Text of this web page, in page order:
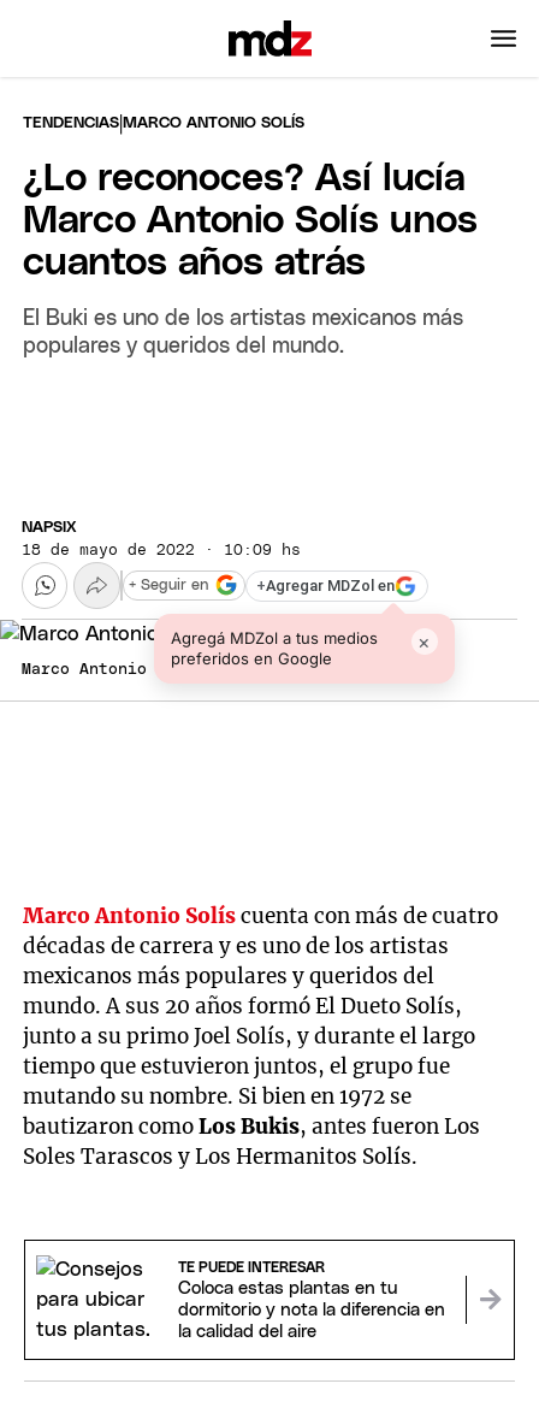
TENDENCIAS |MARCO ANTONIO SOLÍS
¿Lo reconoces? Así lucía
Marco Antonio Solís unos
cuantos años atrás
El Buki es uno de los artistas mexicanos más
populares y queridos del mundo.
NAPSIX
18 de mayo de 2022 · 10:09 hs
+Agregar MDZol en
Agregá MDZol a tus medios
preferidos en Google
×
+ Seguir en
Marco Antonio Solís Foto: Instagram
Marco Antonio Solíscuenta con más de cuatro
décadas de carrera y es uno de los artistas
mexicanos más populares y queridos del
mundo. A sus 20 años formó El Dueto Solís,
junto a su primo Joel Solís, y durante el largo
tiempo que estuvieron juntos, el grupo fue
mutando su nombre. Si bien en 1972 se
bautizaron comoLos Bukis, antes fueron Los
Soles Tarascos y Los Hermanitos Solís.
TE PUEDE INTERESAR
Coloca estas plantas en tu
dormitorio y nota la diferencia en
la calidad del aire